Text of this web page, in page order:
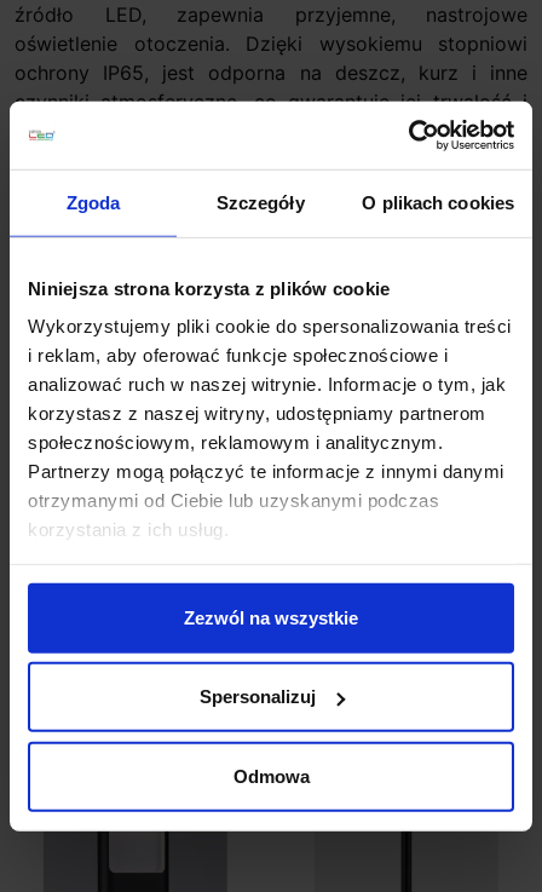
Zgoda Szczegóły O plikach cookies
Niniejsza strona korzysta z plików cookie
Wykorzystujemy pliki cookie do spersonalizowania treści
i reklam, aby oferować funkcje społecznościowe i
analizować ruch w naszej witrynie. Informacje o tym, jak
korzystasz z naszej witryny, udostępniamy partnerom
społecznościowym, reklamowym i analitycznym.
Partnerzy mogą połączyć te informacje z innymi danymi
otrzymanymi od Ciebie lub uzyskanymi podczas
korzystania z ich usług.
Zezwól na wszystkie
Spersonalizuj
Odmowa
źródło LED, zapewnia przyjemne, nastrojowe
oświetlenie otoczenia. Dzięki wysokiemu stopniowi
ochrony IP65, jest odporna na deszcz, kurz i inne
czynniki atmosferyczne, co gwarantuje jej trwałość i
niezawodność przez cały rok. To doskonały wybór dla
osób poszukujących solidnego, energooszczędnego i
Parametry:
Wysokość (cm): 200
Szerokość (cm): 23
Głębokość (cm): 12
Ilość źródeł / rodzaj trzonka: 1 x LED zintegrowany
Max moc źródła: 21W
Napięcie: 230V
Źródło w zestawie: LED 21W, 1562lm, 3000K
Kolor lampy: antracyt
Materiał: aluminium/tworzywo sztuczne
IP: 65
Szczegóły produktu
Zobacz także